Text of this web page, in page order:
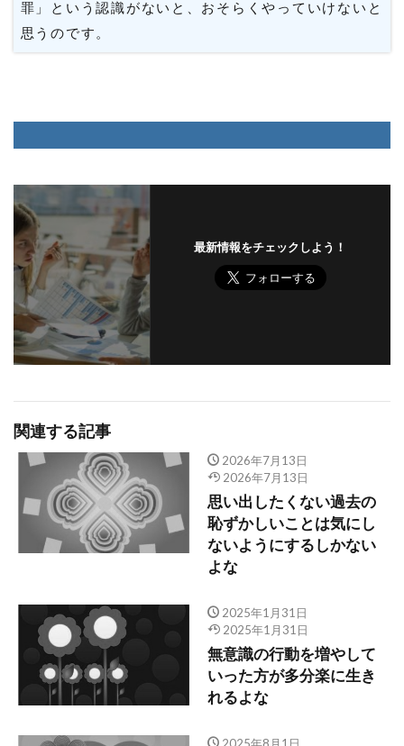
罪」という認識がないと、おそらくやっていけないと
思うのです。
最新情報をチェックしよう！
関連する記事
2026年7月13日
2026年7月13日
思い出したくない過去の
恥ずかしいことは気にし
ないようにするしかない
よな
2025年1月31日
2025年1月31日
無意識の行動を増やして
いった方が多分楽に生き
れるよな